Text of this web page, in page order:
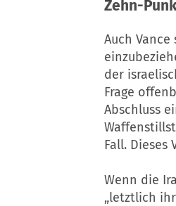
Zehn-
Auch Vance
der
Frage
Abschluss
Fall. Dieses
Wenn die
„letztlich